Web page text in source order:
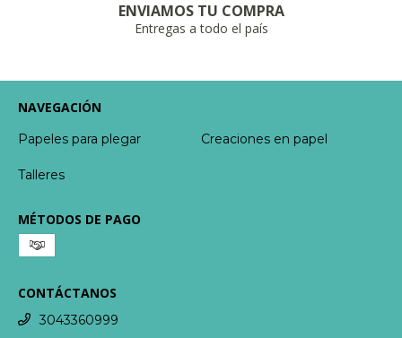
ENVIAMOS TU COMPRA
Entregas a todo el país
NAVEGACIÓN
Papeles para plegar Creaciones en papel
Talleres
MÉTODOS DE PAGO
CONTÁCTANOS
3043360999